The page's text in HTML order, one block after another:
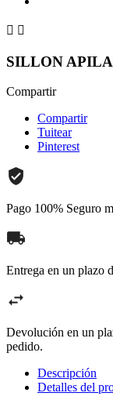
 
SILLON
Compartir
Compartir
Tuitear
Pinterest
Pago 100% Seguro
Entrega en un plazo
Devolución en un
pedido.
Descripción
Detalles del